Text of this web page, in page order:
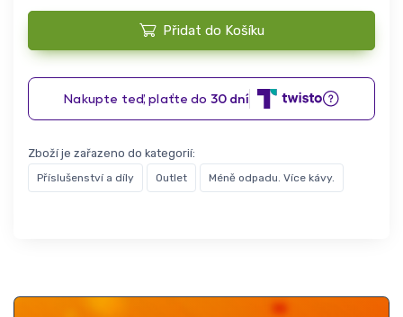
Přidat do Košíku
Zboží je zařazeno do kategorií:
Příslušenství a díly Outlet Méně odpadu. Více kávy.